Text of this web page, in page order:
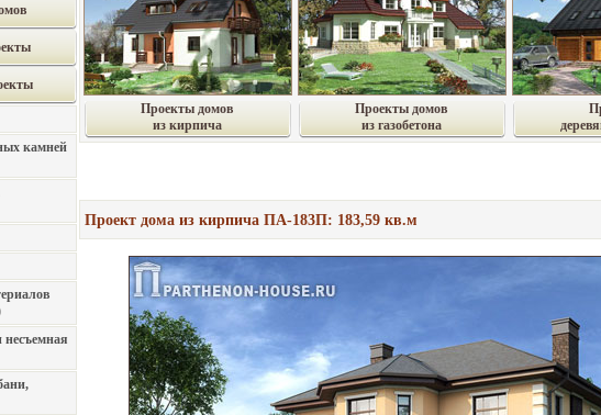
камней
Проекты домов
из кирпича
Проекты домов
из газобетона
Проект дома из кирпича ПА-183П: 183,59 кв.м